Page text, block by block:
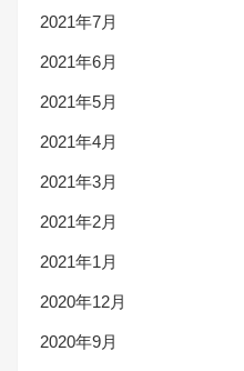
2021年7月
2021年6月
2021年5月
2021年4月
2021年3月
2021年2月
2021年1月
2020年12月
2020年9月